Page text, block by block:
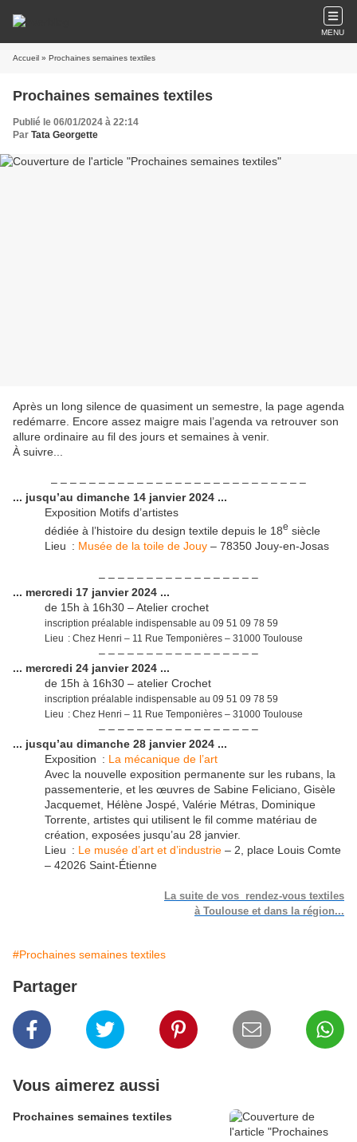
MENU
Accueil » Prochaines semaines textiles
Prochaines semaines textiles
Publié le 06/01/2024 à 22:14
Par Tata Georgette
Après un long silence de quasiment un semestre, la page agenda
redémarre. Encore assez maigre mais l’agenda va retrouver son
allure ordinaire au fil des jours et semaines à venir.
À suivre...
– – – – – – – – – – – – – – – – – – – – – – – – – – –
... jusqu’au dimanche 14 janvier 2024 ...
Exposition Motifs d’artistes
dédiée à l’histoire du design textile depuis le 18e siècle
Lieu : Musée de la toile de Jouy – 78350 Jouy-en-Josas
– – – – – – – – – – – – – – – – –
... mercredi 17 janvier 2024 ...
de 15h à 16h30 – Atelier crochet
inscription préalable indispensable au 09 51 09 78 59
Lieu : Chez Henri – 11 Rue Temponières – 31000 Toulouse
– – – – – – – – – – – – – – – – –
... mercredi 24 janvier 2024 ...
de 15h à 16h30 – atelier Crochet
inscription préalable indispensable au 09 51 09 78 59
Lieu : Chez Henri – 11 Rue Temponières – 31000 Toulouse
– – – – – – – – – – – – – – – – –
... jusqu’au dimanche 28 janvier 2024 ...
Exposition : La mécanique de l’art
Avec la nouvelle exposition permanente sur les rubans, la
passementerie, et les œuvres de Sabine Feliciano, Gisèle
Jacquemet, Hélène Jospé, Valérie Métras, Dominique
Torrente, artistes qui utilisent le fil comme matériau de
création, exposées jusqu’au 28 janvier.
Lieu : Le musée d’art et d’industrie – 2, place Louis Comte
– 42026 Saint-Étienne
La suite de vos rendez-vous textiles
à Toulouse et dans la région...
#Prochaines semaines textiles
Partager
Vous aimerez aussi
Prochaines semaines textiles